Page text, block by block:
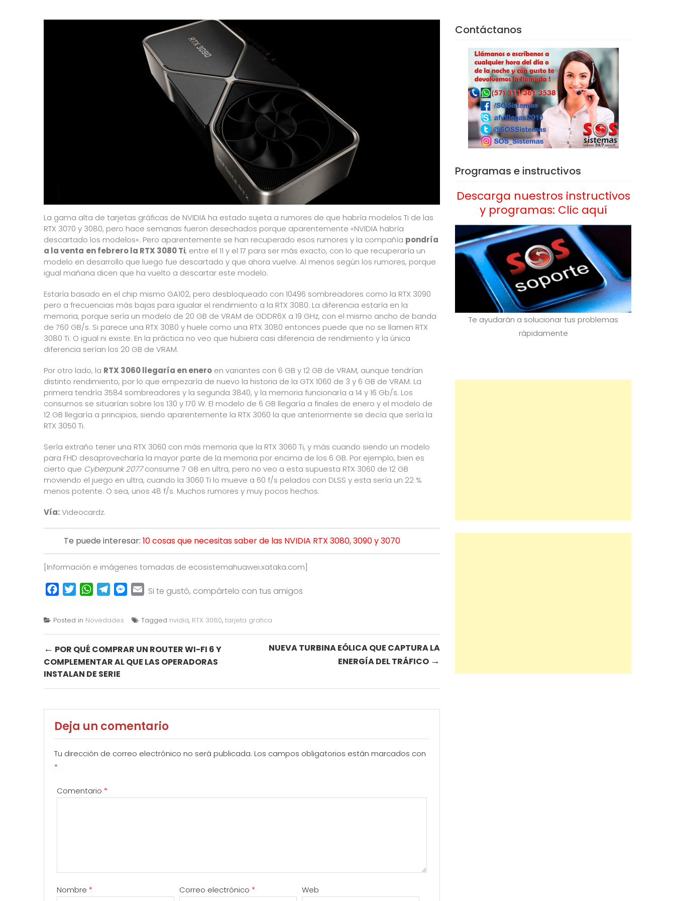
La gama alta de tarjetas gráficas de NVIDIA ha estado sujeta a rumores de que habría modelos Ti de las
RTX 3070 y 3080, pero hace semanas fueron desechados porque aparentemente «NVIDIA habría
descartado los modelos». Pero aparentemente se han recuperado esos rumores y la compañía pondría
a la venta en febrero la RTX 3080 Ti, entre el 11 y el 17 para ser más exacto, con lo que recuperaría un
modelo en desarrollo que luego fue descartado y que ahora vuelve. Al menos según los rumores, porque
igual mañana dicen que ha vuelto a descartar este modelo.
Estaría basado en el chip mismo GA102, pero desbloqueado con 10496 sombreadores como la RTX 3090
pero a frecuencias más bajas para igualar el rendimiento a la RTX 3080. La diferencia estaría en la
memoria, porque sería un modelo de 20 GB de VRAM de GDDR6X a 19 GHz, con el mismo ancho de banda
de 760 GB/s. Si parece una RTX 3080 y huele como una RTX 3080 entonces puede que no se llamen RTX
3080 Ti. O igual ni existe. En la práctica no veo que hubiera casi diferencia de rendimiento y la única
diferencia serían los 20 GB de VRAM.
Por otro lado, la RTX 3060 llegaría en enero en variantes con 6 GB y 12 GB de VRAM, aunque tendrían
distinto rendimiento, por lo que empezaría de nuevo la historia de la GTX 1060 de 3 y 6 GB de VRAM. La
primera tendría 3584 sombreadores y la segunda 3840, y la memoria funcionaría a 14 y 16 Gb/s. Los
consumos se situarían sobre los 130 y 170 W. El modelo de 6 GB llegaría a finales de enero y el modelo de
12 GB llegaría a principios, siendo aparentemente la RTX 3060 la que anteriormente se decía que sería la
RTX 3050 Ti.
Sería extraño tener una RTX 3060 con más memoria que la RTX 3060 Ti, y más cuando siendo un modelo
para FHD desaprovecharía la mayor parte de la memoria por encima de los 6 GB. Por ejemplo, bien es
cierto que Cyberpunk 2077consume 7 GB en ultra, pero no veo a esta supuesta RTX 3060 de 12 GB
moviendo el juego en ultra, cuando la 3060 Ti lo mueve a 60 f/s pelados con DLSS y esta sería un 22 %
menos potente. O sea, unos 48 f/s. Muchos rumores y muy pocos hechos.
Vía:Videocardz.
Te puede interesar: 10 cosas que necesitas saber de las NVIDIA RTX 3080, 3090 y 3070
[Información e imágenes tomadas de ecosistemahuawei.xataka.com]
FacebookTwitterWhatsApp
TelegramMessenger
Email
Si te gustó, compártelo con tus amigos
Posted in Novedades Tagged nvidia, RTX 3060, tarjeta grafica
Post
navigation
← POR QUÉ COMPRAR UN ROUTER WI-FI 6 Y
COMPLEMENTAR AL QUE LAS OPERADORAS
INSTALAN DE SERIE
NUEVA TURBINA EÓLICA QUE CAPTURA LA
ENERGÍA DEL TRÁFICO →
Deja un comentario
Tu dirección de correo electrónico no será publicada. Los campos obligatorios están marcados con
*
Comentario *
Nombre * Correo electrónico * Web
Contáctanos
Programas e instructivos
Descarga nuestros instructivos
y programas: Clic aquí
Te ayudarán a solucionar tus problemas
rápidamente